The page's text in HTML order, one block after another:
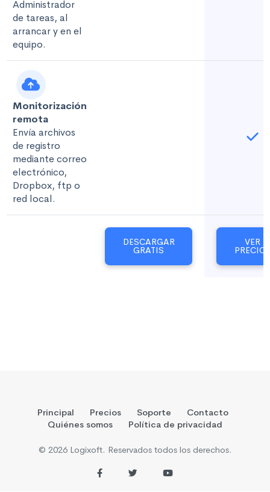
Administrador
de tareas, al
arrancar y en el
equipo.
Monitorización
remota
Envía archivos
de registro
mediante correo
electrónico,
Dropbox, ftp o
red local.
DESCARGAR
GRATIS
VER
Principal Precios Soporte
Contacto
Quiénes somos
Política de privacidad
© 2026 Logixoft. Reservados todos los derechos.